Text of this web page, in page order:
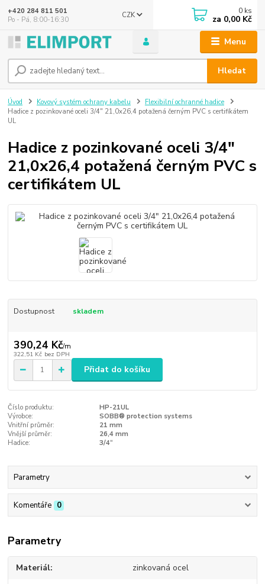
Menu
CZK
Hledat
+420 284 811 501
Po - Pá, 8:00-16:30
0 ks
za 0,00 Kč
Úvod Kovový systém ochrany kabelu
Flexibilní ochranné hadice
Hadice z pozinkované oceli 3/4" 21,0x26,4 potažená černým PVC s certifikátem
UL
Hadice z pozinkované oceli 3/4"
21,0x26,4 potažená černým PVC s
certifikátem UL
Dostupnost skladem
390,24 Kč/m
322,51 Kč bez DPH
Přidat do košíku
Číslo produktu:
HP-21UL
Výrobce:
SOBB® protection systems
Vnitřní průměr:
21 mm
Vnější průměr:
26,4 mm
Hadice:
3/4“
Parametry
Komentáře 0
Parametry
Materiál zinkovaná ocel